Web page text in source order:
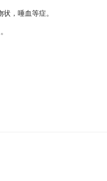
，唾血等症。